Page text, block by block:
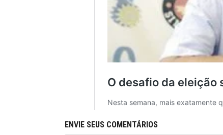
ENVIE SEUS COMENTÁRIOS